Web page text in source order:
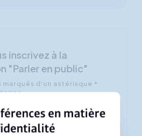
inscrivez à la
"Parler en public"
marqués d'un astérisque *
la date/lieu souhaité(e) *
en matière